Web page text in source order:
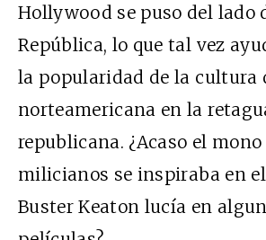
Hollywood se puso del lado
República, lo que tal vez
la popularidad de la cultura
norteamericana en la
republicana. ¿Acaso el
milicianos se inspiraba en
Buster Keaton lucía en